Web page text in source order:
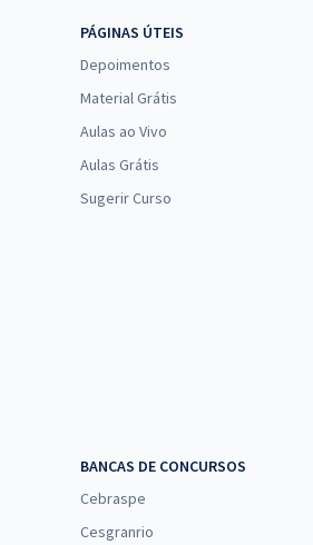
PÁGINAS ÚTEIS
Depoimentos
Material Grátis
Aulas ao Vivo
Aulas Grátis
Sugerir Curso
BANCAS DE CONCURSOS
Cebraspe
Cesgranrio